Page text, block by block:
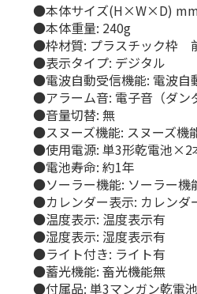
●本体サイズ(H×W×D)
●本体重量: 240g
●枠材質: プラスチック枠
●表示タイプ: デジタル
●電波自動受信機能: 電波自
●アラーム音: 電子音（ダン
●音量切替: 無
●スヌーズ機能: スヌーズ機
●使用電源: 単3形乾電池×2
●電池寿命: 約1年
●ソーラー機能: ソーラー機
●カレンダー表示: カレンダ
●温度表示: 温度表示有
●湿度表示: 湿度表示有
●ライト付き: ライト有
●蓄光機能: 畜光機能無
●付属品: 単3マンガン乾電